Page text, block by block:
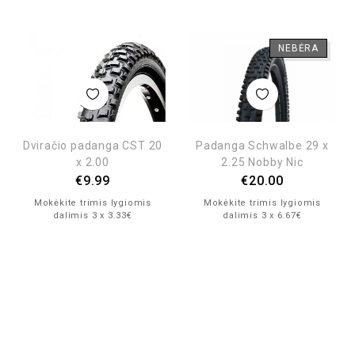
Dviračio padanga CST 20
x 2.00
€9.99
Mokėkite trimis lygiomis
dalimis 3 x 3.33€
NEBĖRA
Padanga Schwalbe 29 x
2.25 Nobby Nic
€20.00
Mokėkite trimis lygiomis
dalimis 3 x 6.67€